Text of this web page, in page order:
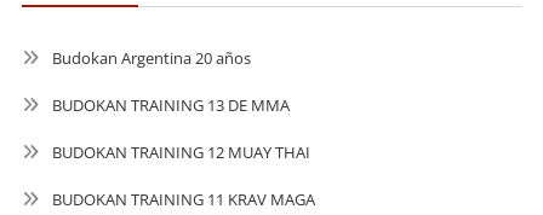
Budokan Argentina 20 años
BUDOKAN TRAINING 13 DE MMA
BUDOKAN TRAINING 12 MUAY THAI
BUDOKAN TRAINING 11 KRAV MAGA